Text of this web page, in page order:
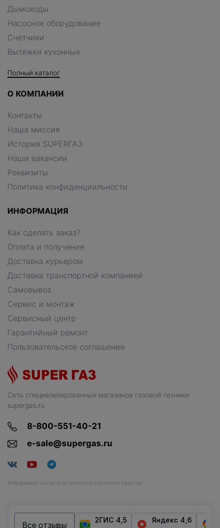
Сеть специализированных магазинов газовой техники
supergas.ru
8-800-551-40-21
e-sale@supergas.ru
Информация на сайте не является публичной офертой
Дымоходы
Насосное оборудование
Счетчики
Вытяжки кухонные
Полный каталог
О КОМПАНИИ
Контакты
Наша миссия
История SUPERГАЗ
Наши вакансии
Реквизиты
Политика конфиденциальности
ИНФОРМАЦИЯ
Как сделать заказ?
Оплата и получение
Доставка курьером
Доставка транспортной компанией
Самовывоз
Сервис и монтаж
Сервисный центр
Гарантийный ремонт
Пользовательское соглашение